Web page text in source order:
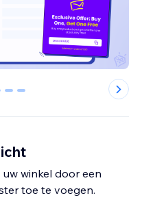
4 5
winkel door een
toe te voegen.